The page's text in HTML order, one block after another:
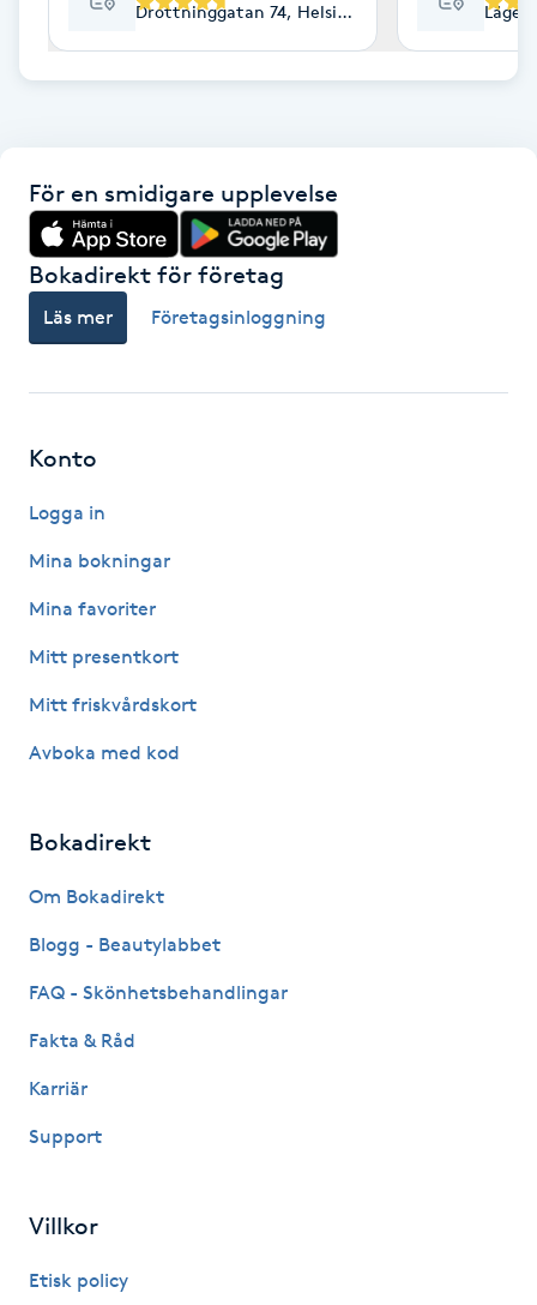
Fibromassage
Fotmassage
Fotsvamp
Fotvård
Fransar
Fransborttagning
Fransfärgning
Fransförlängning Megavolym
Fransrengöring
Friskvård
Frisör
Drottninggatan 74, Helsingborg
För en smidigare upplevelse
Bokadirekt för företag
Läs mer Företagsinloggning
Konto
Logga in
Mina bokningar
Mina favoriter
Mitt presentkort
Mitt friskvårdskort
Avboka med kod
Bokadirekt
Om Bokadirekt
Blogg - Beautylabbet
FAQ - Skönhetsbehandlingar
Fakta & Råd
Karriär
Support
Villkor
Etisk policy